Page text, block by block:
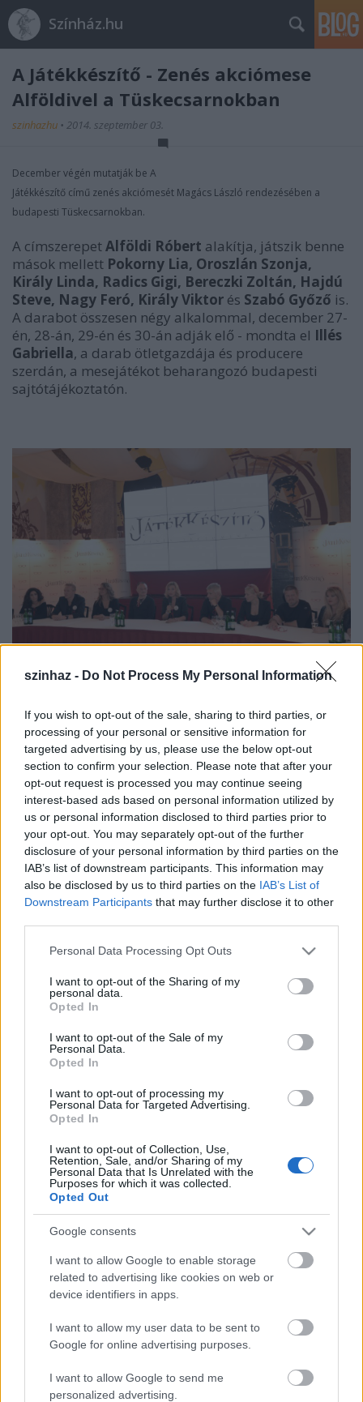
szinhaz - Do Not Process My Personal Information
If you wish to opt-out of the sale, sharing to third parties, or
processing of your personal or sensitive information for
targeted advertising by us, please use the below opt-out
section to confirm your selection. Please note that after your
opt-out request is processed you may continue seeing
interest-based ads based on personal information utilized by
us or personal information disclosed to third parties prior to
your opt-out. You may separately opt-out of the further
disclosure of your personal information by third parties on the
IAB’s list of downstream participants. This information may
also be disclosed by us to third parties on the IAB’s List of
Downstream Participants that may further disclose it to other
Please note that this website/app uses one or more Google
not limited to your visit or usage behaviour. You may click to
grant or deny consent to Google and its third-party tags to
use your data for below specified purposes in below Google
consent section.
Personal Data Processing Opt Outs
I want to opt-out of the Sharing of my
personal data.
Opted In
I want to opt-out of the Sale of my
Personal Data.
Opted In
I want to opt-out of processing my
Personal Data for Targeted Advertising.
Opted In
I want to opt-out of Collection, Use,
Retention, Sale, and/or Sharing of my
Personal Data that Is Unrelated with the
Purposes for which it was collected.
Opted Out
Google consents
I want to allow Google to enable storage
related to advertising like cookies on web or
device identifiers in apps.
I want to allow my user data to be sent to
Google for online advertising purposes.
I want to allow Google to send me
personalized advertising.
Színház.hu
A Játékkészítő - Zenés akciómese
Alföldivel a Tüskecsarnokban
szinhazhu • 2014. szeptember 03.
December végén mutatják be A
Játékkészítő című zenés akciómesét Magács László rendezésében a
budapesti Tüskecsarnokban.
A címszerepetAlföldi Róbert alakítja, játszik benne
mások mellett Pokorny Lia, Oroszlán Szonja,
Király Linda, Radics Gigi, Bereczki Zoltán, Hajdú
Steve, Nagy Feró, Király Viktor és Szabó Győző is.
A darabot összesen négy alkalommal, december 27-
én, 28-án, 29-én és 30-án adják elő - mondta el Illés
Gabriella, a darab ötletgazdája és producere
szerdán, a mesejátékot beharangozó budapesti
sajtótájékoztatón.
A darab írójaDivinyi Rékaforgatókönyvíró,
dramaturg, a zenétRakonczai Viktor, a dalok
szövegétOrbán Tamásírta. Az előadásokon a
Magyar Virtuózok Kamarazenekar 40 tagú együttese
zenél.
A gyerekeknek és felnőtteknek egyaránt szórakozást
nyújtó interaktív színházi előadás története szerint a
klasszikus mesehősök - köztük Hüvelyk Matyi,
Piroska, Jancsi és Juliska - felkeresik a Játékkészítőt,
hogy segítsen nekik visszaszerezni elvesztett
népszerűségüket, hiszen a mai gyerekek már nem is
ismerik őket.
A TulipánTündér Produkció célja egy olyan 21.